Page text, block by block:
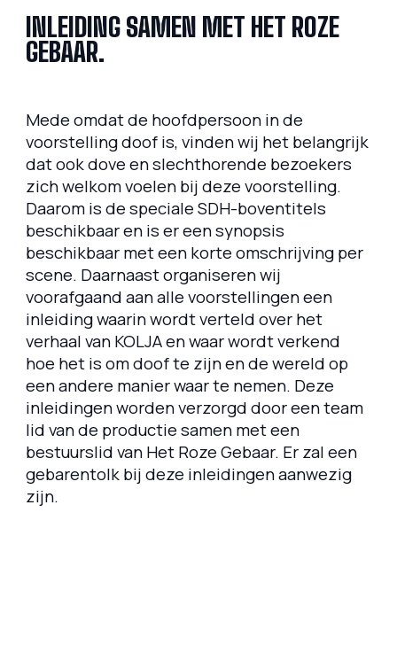
INLEIDING SAMEN MET HET ROZE
GEBAAR.
Mede omdat de hoofdpersoon in de
voorstelling doof is, vinden wij het belangrijk
dat ook dove en slechthorende bezoekers
zich welkom voelen bij deze voorstelling.
Daarom is de speciale SDH-boventitels
beschikbaar en is er een synopsis
beschikbaar met een korte omschrijving per
scene. Daarnaast organiseren wij
voorafgaand aan alle voorstellingen een
inleiding waarin wordt verteld over het
verhaal van KOLJA en waar wordt verkend
hoe het is om doof te zijn en de wereld op
een andere manier waar te nemen. Deze
inleidingen worden verzorgd door een team
lid van de productie samen met een
bestuurslid van Het Roze Gebaar. Er zal een
gebarentolk bij deze inleidingen aanwezig
zijn.